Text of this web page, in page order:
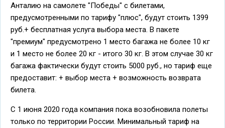
Анталию на самолете "Победы" с билетами,
предусмотренными по тарифу "плюс", будут стоить 1399
руб.+ бесплатная услуга выбора места. В пакете
"премиум" предусмотрено 1 место багажа не более 10 кг
и 1 место не более 20 кг - итого 30 кг. В этом случае 30 кг
багажа фактически будут стоить 5000 руб., но тариф еще
предоставит: + выбор места + возможность возврата
билета.
С 1 июня 2020 года компания пока возобновила полеты
только по территории России. Минимальный тариф на